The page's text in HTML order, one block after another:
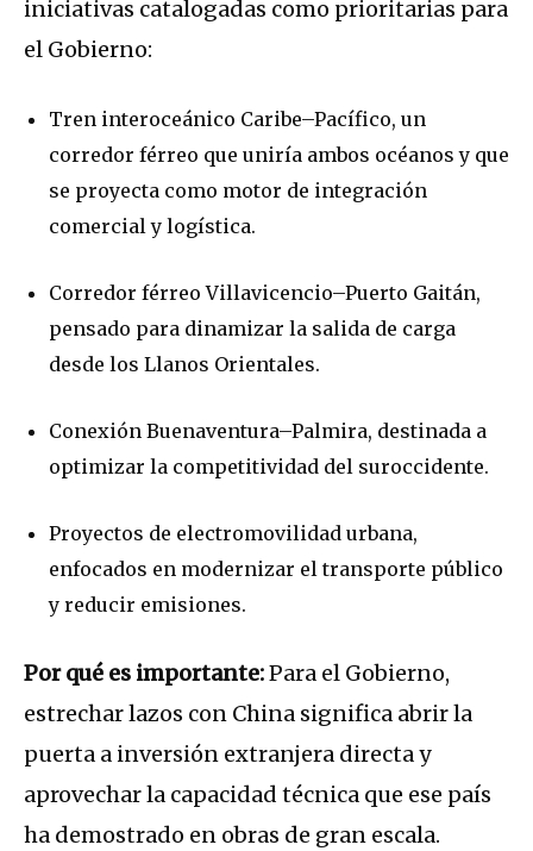
iniciativas catalogadas como prioritarias para
el Gobierno:
Tren interoceánico Caribe–Pacífico, un
corredor férreo que uniría ambos océanos y que
se proyecta como motor de integración
comercial y logística.
Corredor férreo Villavicencio–Puerto Gaitán,
pensado para dinamizar la salida de carga
desde los Llanos Orientales.
Conexión Buenaventura–Palmira, destinada a
optimizar la competitividad del suroccidente.
Proyectos de electromovilidad urbana,
enfocados en modernizar el transporte público
y reducir emisiones.
Por qué es importante:Para el Gobierno,
estrechar lazos con China significa abrir la
puerta a inversión extranjera directa y
aprovechar la capacidad técnica que ese país
ha demostrado en obras de gran escala.